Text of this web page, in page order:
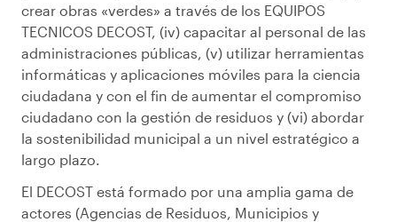
crear obras «verdes» a través de los EQUIPOS
TECNICOS DECOST, (iv) capacitar al personal de las
administraciones públicas, (v) utilizar herramientas
informáticas y aplicaciones móviles para la ciencia
ciudadana y con el fin de aumentar el compromiso
ciudadano con la gestión de residuos y (vi) abordar
la sostenibilidad municipal a un nivel estratégico a
largo plazo.
El DECOST está formado por una amplia gama de
actores (Agencias de Residuos, Municipios y